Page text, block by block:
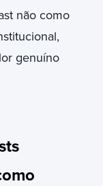
não como
genuíno